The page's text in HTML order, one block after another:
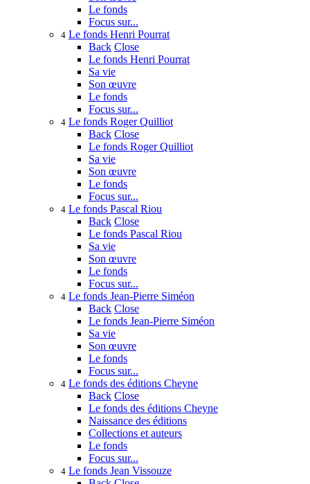
Le fonds
Focus sur...
4 Le fonds Henri Pourrat
Back Close
Le fonds Henri Pourrat
Sa vie
Son œuvre
Le fonds
Focus sur...
4 Le fonds Roger Quilliot
Back Close
Le fonds Roger Quilliot
Sa vie
Son œuvre
Le fonds
Focus sur...
4 Le fonds Pascal Riou
Back Close
Le fonds Pascal Riou
Sa vie
Son œuvre
Le fonds
Focus sur...
4 Le fonds Jean-Pierre Siméon
Back Close
Le fonds Jean-Pierre Siméon
Sa vie
Son œuvre
Le fonds
Focus sur...
4 Le fonds des éditions Cheyne
Back Close
Le fonds des éditions Cheyne
Naissance des éditions
Collections et auteurs
Le fonds
Focus sur...
4 Le fonds Jean Vissouze